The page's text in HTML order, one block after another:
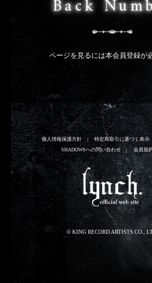
Back
ページを見るには本会員登録が
個人情報保護方針 特定商取引に基づく表示
SHADOWSへの問い合わせ
会員規
© KING RECORD ARTISTS CO.,